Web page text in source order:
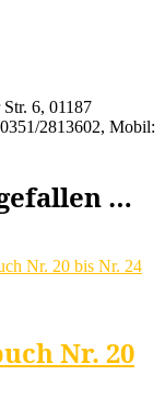
6, 01187
2813602, Mobil:
…
Nr. 20